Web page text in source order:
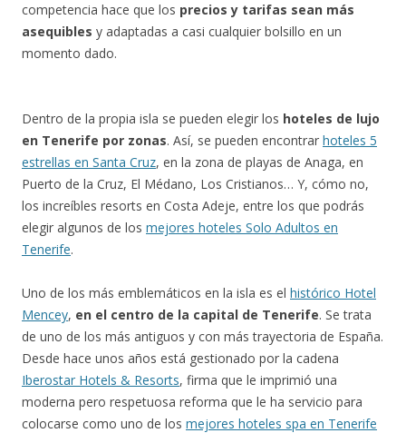
competencia hace que los precios y tarifas sean más
asequibles y adaptadas a casi cualquier bolsillo en un
momento dado.
Dentro de la propia isla se pueden elegir los hoteles de lujo
en Tenerife por zonas. Así, se pueden encontrar hoteles 5
estrellas en Santa Cruz, en la zona de playas de Anaga, en
Puerto de la Cruz, El Médano, Los Cristianos… Y, cómo no,
los increíbles resorts en Costa Adeje, entre los que podrás
elegir algunos de los mejores hoteles Solo Adultos en
Tenerife.
Uno de los más emblemáticos en la isla es el histórico Hotel
Mencey, en el centro de la capital de Tenerife. Se trata
de uno de los más antiguos y con más trayectoria de España.
Desde hace unos años está gestionado por la cadena
Iberostar Hotels & Resorts, firma que le imprimió una
moderna pero respetuosa reforma que le ha servicio para
colocarse como uno de los mejores hoteles spa en Tenerife